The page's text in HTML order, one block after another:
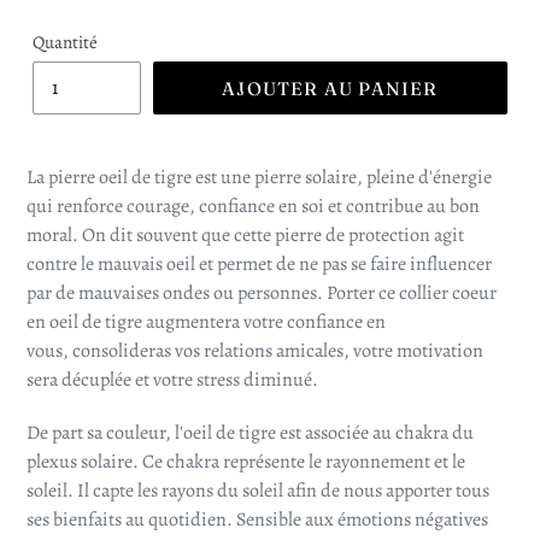
Quantité
AJOUTER AU PANIER
La pierre oeil de tigre est une pierre solaire, pleine d'énergie
qui renforce courage, confiance en soi et contribue au bon
moral. On dit souvent que cette pierre de protection agit
contre le mauvais oeil et permet de ne pas se faire influencer
par de mauvaises ondes ou personnes. Porter ce collier coeur
en oeil de tigre augmentera votre confiance en
vous, consolideras vos relations amicales, votre motivation
sera décuplée et votre stress diminué.
De part sa couleur, l'oeil de tigre est associée au chakra du
plexus solaire. Ce chakra représente le rayonnement et le
soleil. Il capte les rayons du soleil afin de nous apporter tous
ses bienfaits au quotidien. Sensible aux émotions négatives